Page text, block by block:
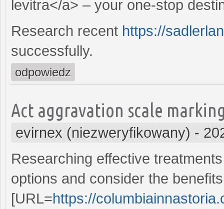
levitra</a> – your one-stop
Research recent https://
successfully.
odpowiedz
Act aggravation scale
evirnex (niezweryfikowany) -
Researching effective
options and consider the
[URL=https://